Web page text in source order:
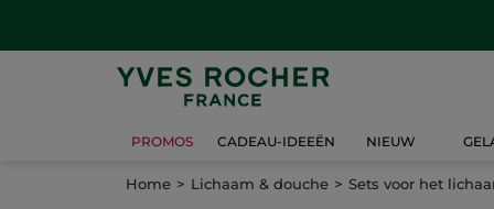
PROMOS CADEAU-IDEEËN NIEUW
Home Lichaam & douche Sets voor het